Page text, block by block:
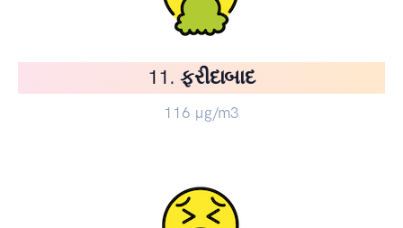
11. ફરીદાબાદ
116 µg/m3